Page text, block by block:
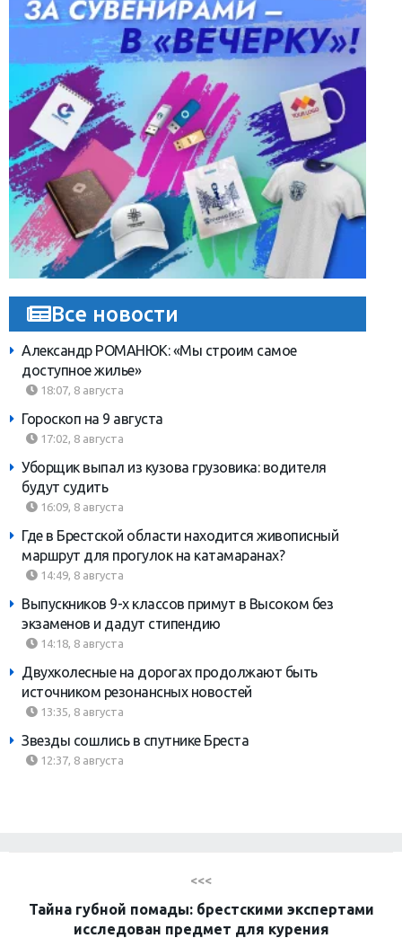
Все новости
Александр РОМАНЮК: «Мы строим самое
доступное жилье»
18:07, 8 августа
Гороскоп на 9 августа
17:02, 8 августа
Уборщик выпал из кузова грузовика: водителя
будут судить
16:09, 8 августа
Где в Брестской области находится живописный
маршрут для прогулок на катамаранах?
14:49, 8 августа
Выпускников 9-х классов примут в Высоком без
экзаменов и дадут стипендию
14:18, 8 августа
Двухколесные на дорогах продолжают быть
источником резонансных новостей
13:35, 8 августа
Звезды сошлись в спутнике Бреста
12:37, 8 августа
<<<
Тайна губной помады: брестскими экспертами
исследован предмет для курения